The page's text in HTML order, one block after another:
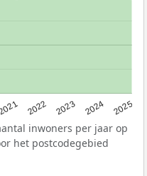
2022 2023 2024 2025
inwoners per jaar op
het postcodegebied